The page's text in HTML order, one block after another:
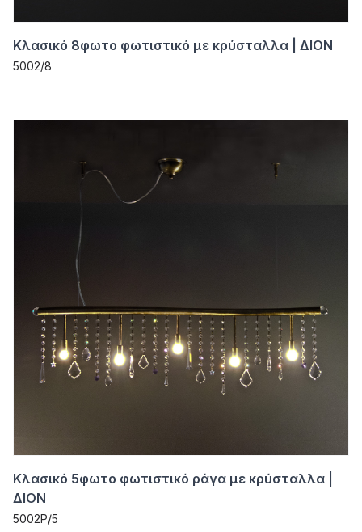
Κλασικό 8φωτο φωτιστικό με κρύσταλλα | ΔΙΟΝ
5002/8
Κλασικό 5φωτο φωτιστικό ράγα με κρύσταλλα |
ΔΙΟΝ
5002P/5